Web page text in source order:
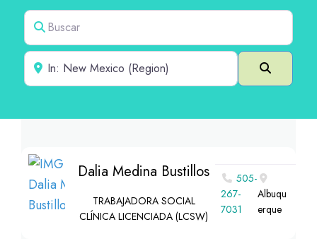
Buscar
Cerca de
Buscar
Dalia Medina Bustillos
TRABAJADORA SOCIAL
CLÍNICA LICENCIADA (LCSW)
505-
267-
7031
Albuqu
erque